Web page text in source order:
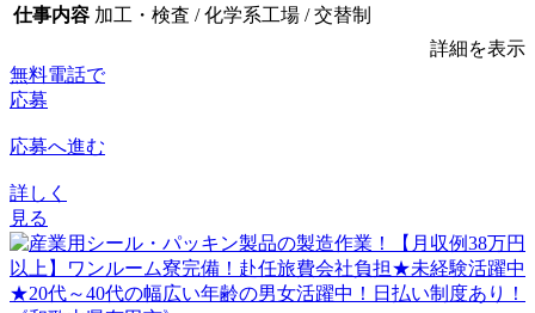
仕事内容 加工・検査 / 化学系工場 / 交替制
詳細を表示
無料電話で
応募
応募へ進む
詳しく
見る